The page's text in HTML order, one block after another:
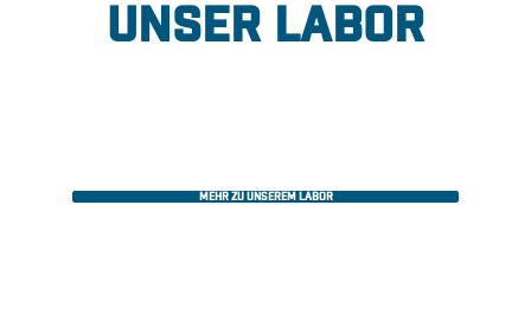
Unser Labor
Mehr zu unserem Labor